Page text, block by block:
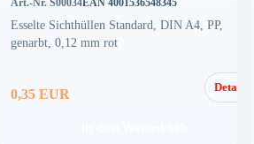
Art.-Nr. S00034EAN 4001536548345
Esselte Sichthüllen Standard, DIN A4, PP,
genarbt, 0,12 mm rot
0,35 EUR Details